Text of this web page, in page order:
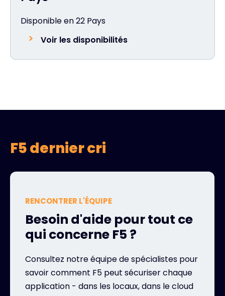
Disponible en 22 Pays
Voir les disponibilités
F5 dernier cri
RENCONTRER L'ÉQUIPE
Besoin d'aide pour tout ce
qui concerne F5 ?
Consultez notre équipe de spécialistes pour
savoir comment F5 peut sécuriser chaque
application - dans les locaux, dans le cloud